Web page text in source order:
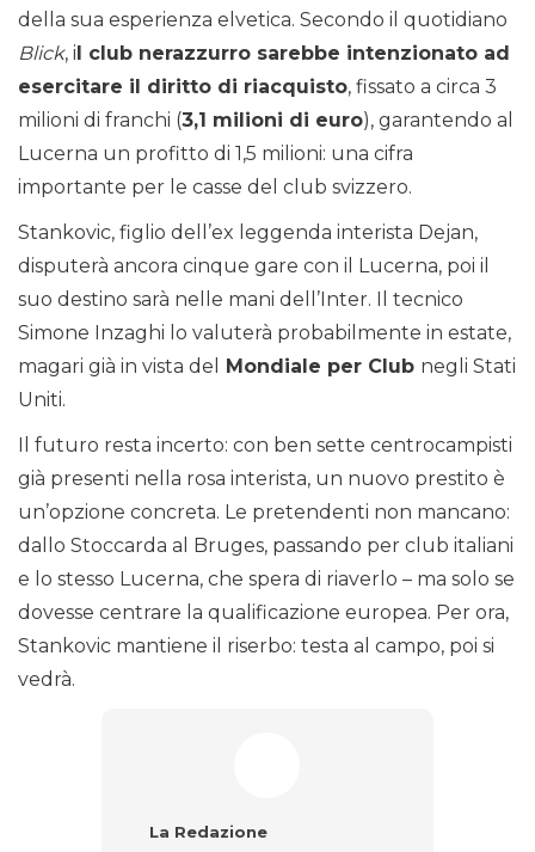
della sua esperienza elvetica. Secondo il quotidiano
Blick, il club nerazzurro sarebbe intenzionato ad
esercitare il diritto di riacquisto, fissato a circa 3
milioni di franchi (3,1 milioni di euro), garantendo al
Lucerna un profitto di 1,5 milioni: una cifra
importante per le casse del club svizzero.
Stankovic, figlio dell’ex leggenda interista Dejan,
disputerà ancora cinque gare con il Lucerna, poi il
suo destino sarà nelle mani dell’Inter. Il tecnico
Simone Inzaghi lo valuterà probabilmente in estate,
magari già in vista del
Mondiale per Club negli Stati
Uniti.
Il futuro resta incerto: con ben sette centrocampisti
già presenti nella rosa interista, un nuovo prestito è
un’opzione concreta. Le pretendenti non mancano:
dallo Stoccarda al Bruges, passando per club italiani
e lo stesso Lucerna, che spera di riaverlo – ma solo se
dovesse centrare la qualificazione europea. Per ora,
Stankovic mantiene il riserbo: testa al campo, poi si
vedrà.
La Redazione